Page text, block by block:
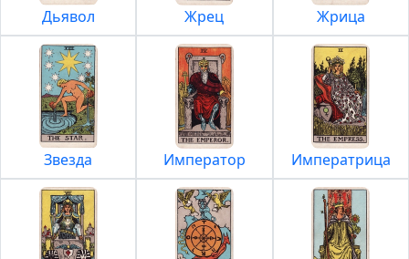
Дьявол Жрец Жрица
Звезда Император Императрица